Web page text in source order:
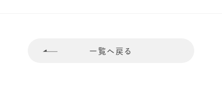
一覧へ戻る